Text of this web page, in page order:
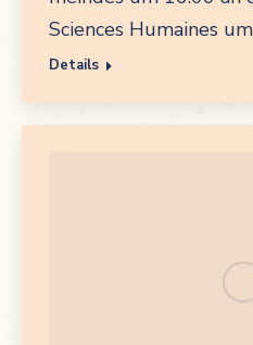
Sciences Humaines
Details